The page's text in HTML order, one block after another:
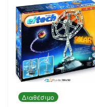
Διαθέσιμο